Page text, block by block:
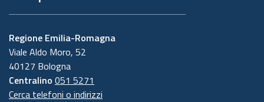
Regione Emilia-Romagna
Viale Aldo Moro, 52
40127 Bologna
Centralino 051 5271
Cerca telefoni o indirizzi